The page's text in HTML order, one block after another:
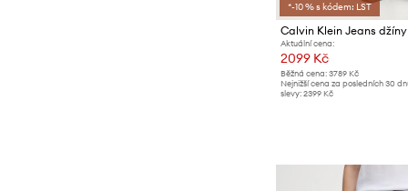
*-10 % s kódem: LST
Calvin Klein Jeans
Aktuální cena:
2099 Kč
Běžná cena: 3789 Kč
Nejnižší cena za posledních 30
slevy: 2399 Kč